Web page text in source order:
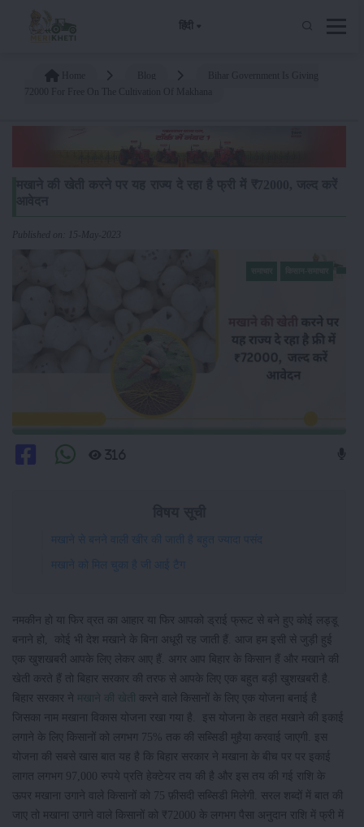
हिंदी
Published on: 15-May-2023
316
मखाने से बनने वाली खीर की जाती है बहुत ज्यादा पसंद
मखाने को मिल चुका है जी आई टैग
नमकीन हो या फिर व्रत का आहार या फिर आपको ड्राई फ्रूट से बने हुए कोई लड्डू
बनाने हो, कोई भी देश मखाने के बिना अधूरी रह जाती हैं. आज हम इसी से जुड़ी हुई
एक खुशखबरी आपके लिए लेकर आए हैं. अगर आप बिहार के किसान हैं और मखाने की
खेती करते हैं तो बिहार सरकार की तरफ से आपके लिए एक बहुत बड़ी खुशखबरी है.
बिहार सरकार ने मखाने की खेती
करने वाले किसानों के लिए एक योजना बनाई है
जिसका नाम मखाना विकास योजना रखा गया है. इस योजना के तहत मखाने की इकाई
लगाने के लिए किसानों को लगभग 75% तक की सब्सिडी मुहैया करवाई जाएगी. इस
योजना की सबसे खास बात यह है कि बिहार सरकार ने मखाना के बीच पर पर इकाई
लागत लगभग 97,000 रुपये प्रति हेक्टेयर तय की है और इस तय की गई राशि के
ऊपर मखाना उगाने वाले किसानों को 75 फ़ीसदी सब्सिडी मिलेगी. सरल शब्दों में बात की
जाए तो मखाना उगाने वाले किसानों को ₹72000 के लगभग पैसा अनुदान राशि में फ्री में